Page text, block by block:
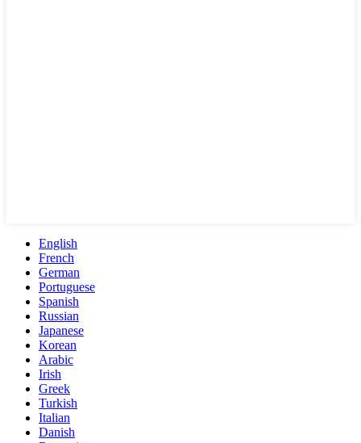
English
French
German
Portuguese
Spanish
Russian
Japanese
Korean
Arabic
Irish
Greek
Turkish
Italian
Danish